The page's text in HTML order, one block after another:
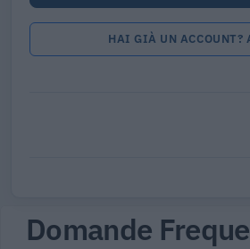
HAI GIÀ UN ACCOUNT?
Domande